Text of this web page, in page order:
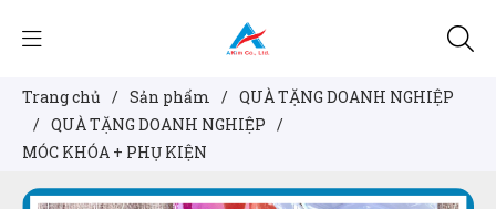
Trang chủ / Sản phẩm / QUÀ TẶNG DOANH NGHIỆP
/ QUÀ TẶNG DOANH NGHIỆP /
MÓC KHÓA + PHỤ KIỆN